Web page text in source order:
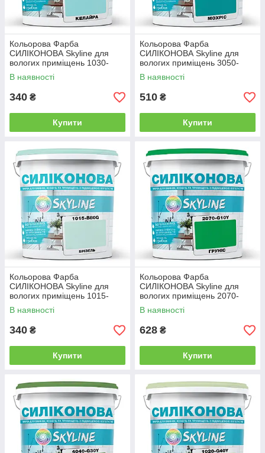
Кольорова Фарба
СИЛІКОНОВА Skyline для
вологих приміщень 1030-
B40G Келайра 1л
В наявності
340 ₴
Купити
Кольорова Фарба
СИЛІКОНОВА Skyline для
вологих приміщень 3050-
B40G Мохріс 1л
В наявності
510 ₴
Купити
Кольорова Фарба
СИЛІКОНОВА Skyline для
вологих приміщень 1015-
B80G Брізель 1л
В наявності
340 ₴
Купити
Кольорова Фарба
СИЛІКОНОВА Skyline для
вологих приміщень 2070-
G10Y (C) Груніс 1л
В наявності
628 ₴
Купити